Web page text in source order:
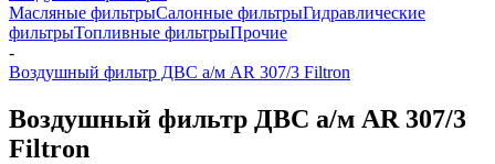
Масляные фильтрыСалонные фильтрыГидравлические
фильтрыТопливные фильтрыПрочие
-
Воздушный фильтр ДВС а/м AR 307/3 Filtron
Воздушный фильтр ДВС а/м AR 307/3
Filtron